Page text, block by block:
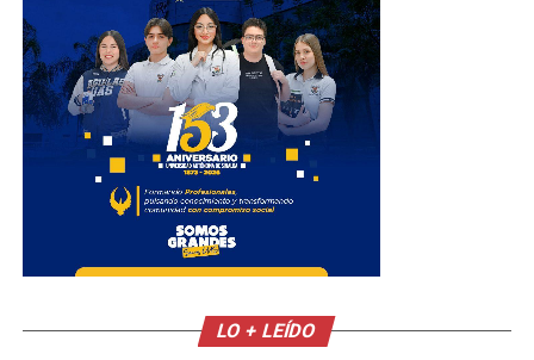
LO + LEÍDO